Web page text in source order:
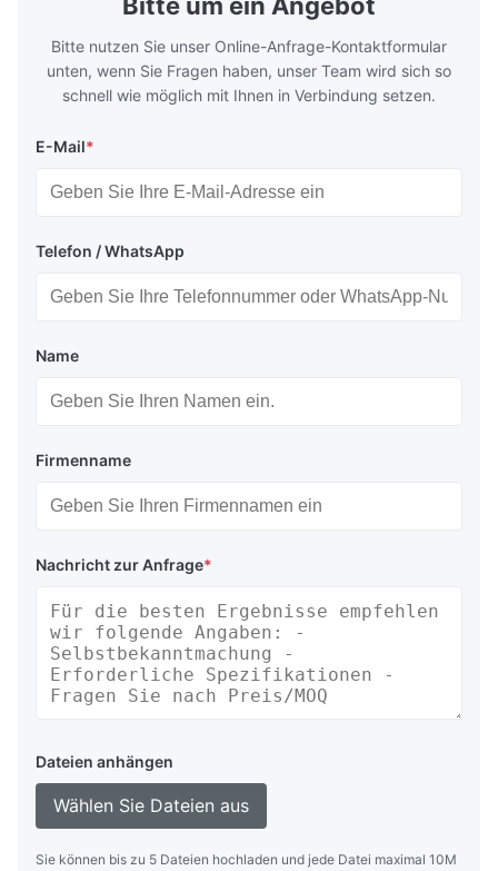
specifically for
Bitte nutzen Sie unser Online-Anfrage-Kontaktformular
unten, wenn Sie Fragen haben, unser Team wird sich so
schnell wie möglich mit Ihnen in Verbindung setzen.
E-Mail*
Telefon / WhatsApp
Name
Firmenname
Nachricht zur Anfrage*
Dateien anhängen
Wählen Sie Dateien aus
Sie können bis zu 5 Dateien hochladen und jede Datei maximal 10M